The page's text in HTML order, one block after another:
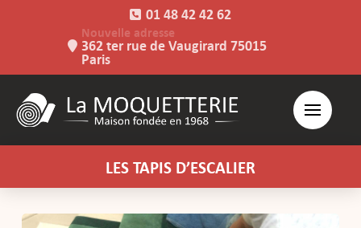
01 48 42 42 62
Nouvelle adresse
362 ter rue de Vaugirard 75015
Paris
LES TAPIS D’ESCALIER